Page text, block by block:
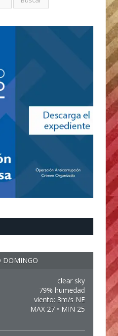
DOMINGO
clear sky
79% humedad
viento: 3m/s NE
MAX 27 • MIN 25